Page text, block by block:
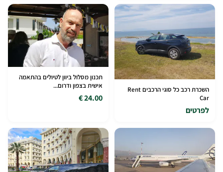
השכרת רכב כל סוגי הרכבים Rent
Car
לפרטים
תכנון מסלול ביוון לטיולים בהתאמה
אישית בצפון ודרום...
24.00 €